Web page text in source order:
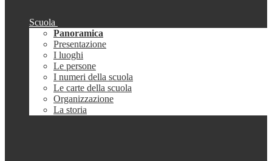
Scuola
Panoramica
Presentazione
I luoghi
Le persone
I numeri della scuola
Le carte della scuola
Organizzazione
La storia